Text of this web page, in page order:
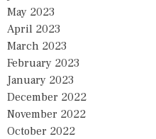
May 2023
April 2023
March 2023
February 2023
January 2023
December 2022
November 2022
October 2022